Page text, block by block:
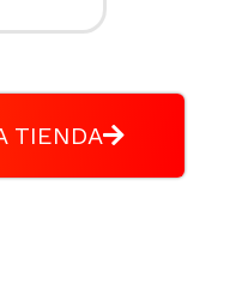
TIENDA